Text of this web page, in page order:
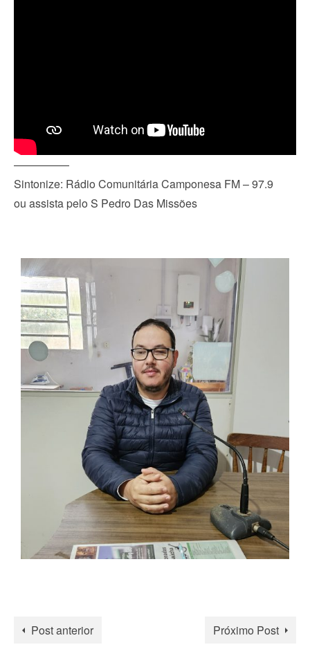
—————
Sintonize: Rádio Comunitária Camponesa FM – 97.9
ou assista pelo S Pedro Das Missões
Post anterior Próximo Post